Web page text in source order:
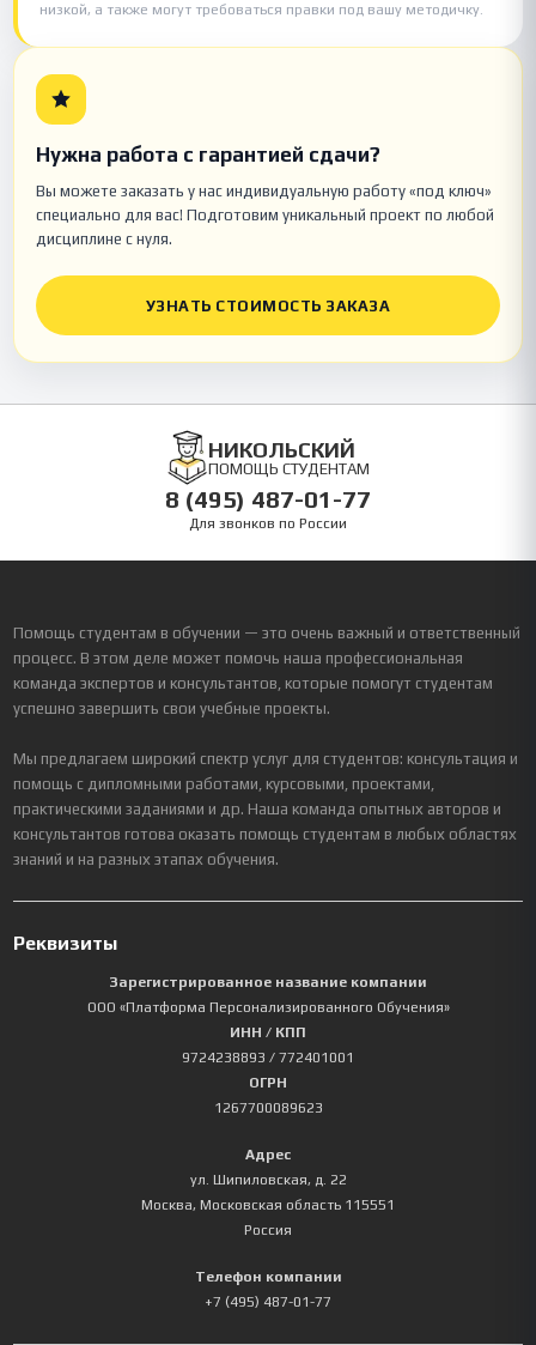
низкой, а также могут требоваться правки под вашу методичку.
Нужна работа с гарантией сдачи?
Вы можете заказать у нас индивидуальную работу «под ключ»
специально для вас! Подготовим уникальный проект по любой
дисциплине с нуля.
УЗНАТЬ СТОИМОСТЬ ЗАКАЗА
НИКОЛЬСКИЙ
ПОМОЩЬ СТУДЕНТАМ
8 (495) 487-01-77
Для звонков по России
Помощь студентам в обучении — это очень важный и ответственный
процесс. В этом деле может помочь наша профессиональная
команда экспертов и консультантов, которые помогут студентам
успешно завершить свои учебные проекты.
Мы предлагаем широкий спектр услуг для студентов: консультация и
помощь с дипломными работами, курсовыми, проектами,
практическими заданиями и др. Наша команда опытных авторов и
консультантов готова оказать помощь студентам в любых областях
знаний и на разных этапах обучения.
Реквизиты
Зарегистрированное название компании
ООО «Платформа Персонализированного Обучения»
ИНН / КПП
9724238893 / 772401001
ОГРН
1267700089623
Адрес
ул. Шипиловская, д. 22
Москва, Московская область 115551
Россия
Телефон компании
+7 (495) 487-01-77